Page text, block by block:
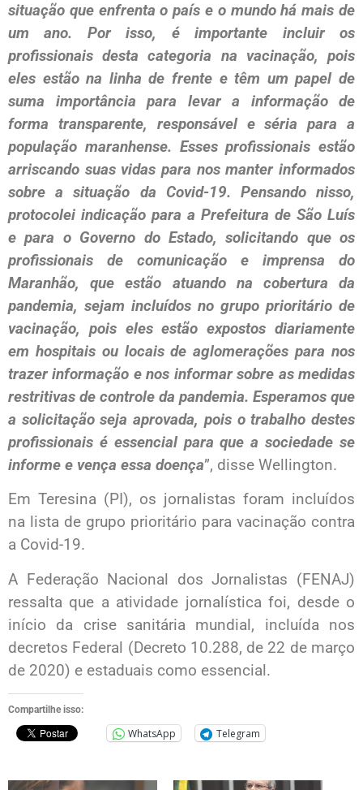
situação que enfrenta o país e o mundo há mais de
um ano. Por isso, é importante incluir os
profissionais desta categoria na vacinação, pois
eles estão na linha de frente e têm um papel de
suma importância para levar a informação de
forma transparente, responsável e séria para a
população maranhense. Esses profissionais estão
arriscando suas vidas para nos manter informados
sobre a situação da Covid-19. Pensando nisso,
protocolei indicação para a Prefeitura de São Luís
e para o Governo do Estado, solicitando que os
profissionais de comunicação e imprensa do
Maranhão, que estão atuando na cobertura da
pandemia, sejam incluídos no grupo prioritário de
vacinação, pois eles estão expostos diariamente
em hospitais ou locais de aglomerações para nos
trazer informação e nos informar sobre as medidas
restritivas de controle da pandemia. Esperamos que
a solicitação seja aprovada, pois o trabalho destes
profissionais é essencial para que a sociedade se
informe e vença essa doença”, disse Wellington.
Em Teresina (PI), os jornalistas foram incluídos
na lista de grupo prioritário para vacinação contra
a Covid-19.
A Federação Nacional dos Jornalistas (FENAJ)
ressalta que a atividade jornalística foi, desde o
início da crise sanitária mundial, incluída nos
decretos Federal (Decreto 10.288, de 22 de março
de 2020) e estaduais como essencial.
Compartilhe isso:
WhatsApp Telegram